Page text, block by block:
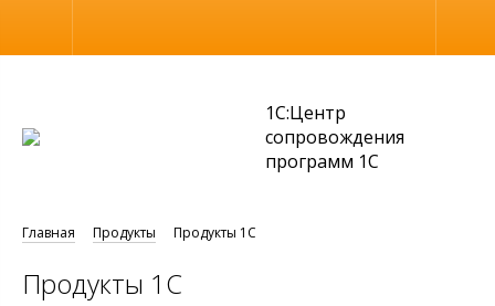
1С:Центр
сопровождения
программ 1С
Главная Продукты Продукты 1С
Продукты 1С